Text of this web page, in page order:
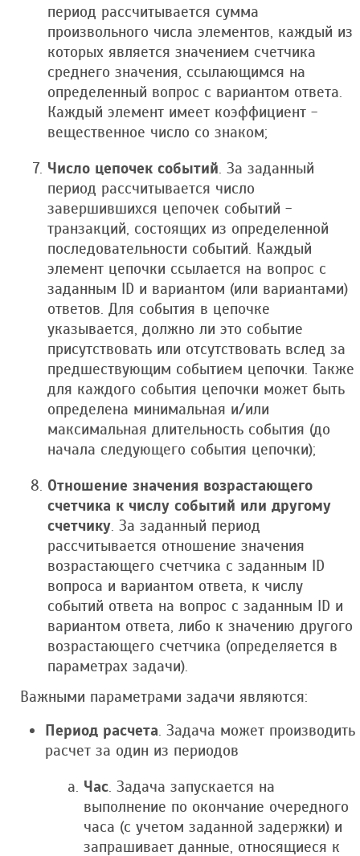
период рассчитывается сумма
произвольного числа элементов, каждый из
которых является значением счетчика
среднего значения, ссылающимся на
определенный вопрос с вариантом ответа.
Каждый элемент имеет коэффициент -
вещественное число со знаком;
Число цепочек событий . За заданный
период рассчитывается число
завершившихся цепочек событий -
транзакций, состоящих из определенной
последовательности событий. Каждый
элемент цепочки ссылается на вопрос с
заданным ID и вариантом (или вариантами)
ответов. Для события в цепочке
указывается, должно ли это событие
присутствовать или отсутствовать вслед за
предшествующим событием цепочки. Также
для каждого события цепочки может быть
определена минимальная и/или
максимальная длительность события (до
начала следующего события цепочки);
Отношение значения возрастающего
счетчика к числу событий или другому
счетчику . За заданный период
рассчитывается отношение значения
возрастающего счетчика с заданным ID
вопроса и вариантом ответа, к числу
событий ответа на вопрос с заданным ID и
вариантом ответа, либо к значению другого
возрастающего счетчика (определяется в
параметрах задачи).
Важными параметрами задачи являются:
Период расчета . Задача может производить
расчет за один из периодов
Час . Задача запускается на
выполнение по окончание очередного
часа (с учетом заданной задержки) и
запрашивает данные, относящиеся к